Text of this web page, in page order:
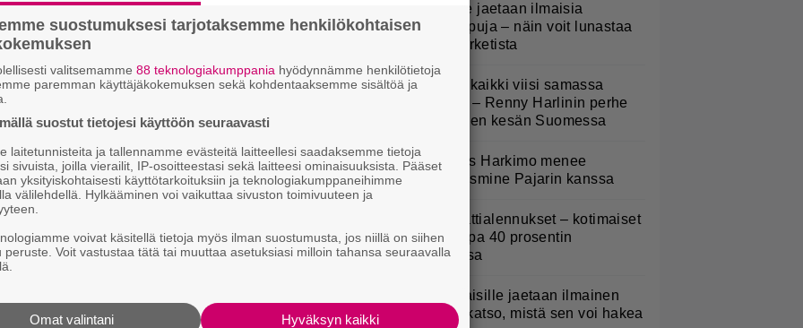
tv-sarjansa sen sijaan on legendaarinenTwin
kulttiasemaa.
elämäntyöstään.
vuoden 2024 katsotuimmat elokuvat
Koululaisille jaetaan ilmaisia
heijastinreppuja – näin voit lunastaa
omasi S-marketista
2. ”Nukuimme kaikki viisi samassa
huoneessa” – Renny Harlinin perhe
vietti unelmien kesän Suomessa
3. Uuno: Hjallis Harkimo menee
naimisiin Jasmine Pajarin kanssa
Lidl aloitti jättialennukset – kotimaiset
kasvikset jopa 40 prosentin
alennuksessa
5.
Ekaluokkalaisille jaetaan ilmainen
kotiavain – katso, mistä sen voi hakea
suostumuksesi tarjotaksemme henkilökohtaisen
valitsemamme 88 teknologiakumppania hyödynnämme henkilötietoja
paremman käyttäjäkokemuksen sekä kohdentaaksemme sisältöä ja
suostut tietojesi käyttöön seuraavasti
laitetunnisteita ja tallennamme evästeitä laitteellesi saadaksemme tietoja
sivuista, joilla vierailit, IP-osoitteestasi sekä laitteesi ominaisuuksista. Pääset
yksityiskohtaisesti käyttötarkoituksiin ja teknologiakumppaneihimme
välilehdellä. Hylkääminen voi vaikuttaa sivuston toimivuuteen ja
voivat käsitellä tietoja myös ilman suostumusta, jos niillä on siihen
peruste. Voit vastustaa tätä tai muuttaa asetuksiasi milloin tahansa seuraavalla
Hyväksyn kaikki
Omat valintani